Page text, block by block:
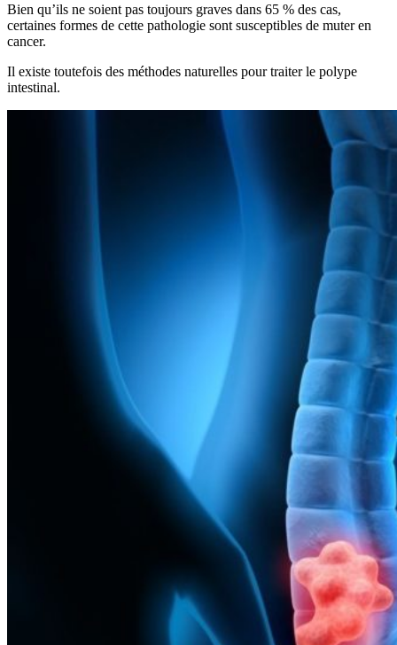
Bien qu’ils ne soient pas toujours graves dans 65 % des cas,
certaines formes de cette pathologie sont susceptibles de muter en
cancer.
Il existe toutefois des méthodes naturelles pour traiter le polype
intestinal.